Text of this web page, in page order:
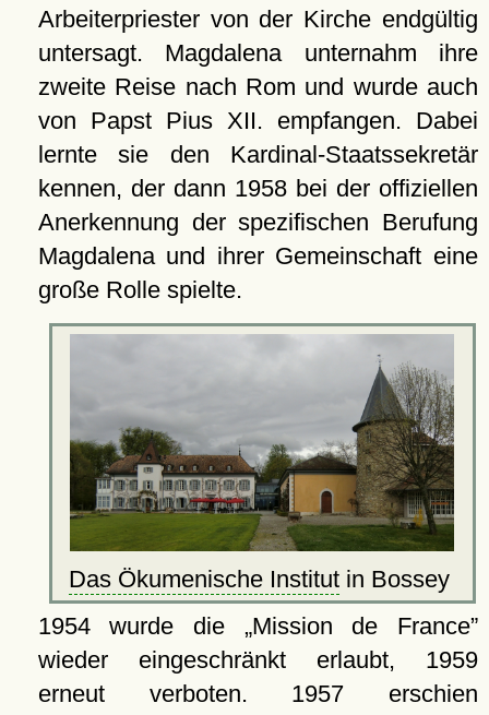
Arbeiterpriester von der Kirche endgültig
untersagt. Magdalena unternahm ihre
zweite Reise nach Rom und wurde auch
von Papst Pius XII. empfangen. Dabei
lernte sie den Kardinal-Staatssekretär
kennen, der dann 1958 bei der offiziellen
Anerkennung der spezifischen Berufung
Magdalena und ihrer Gemeinschaft eine
große Rolle spielte.
Das Ökumenische Institutin Bossey
1954 wurde die
Mission de France
wieder eingeschränkt erlaubt, 1959
erneut verboten. 1957 erschien